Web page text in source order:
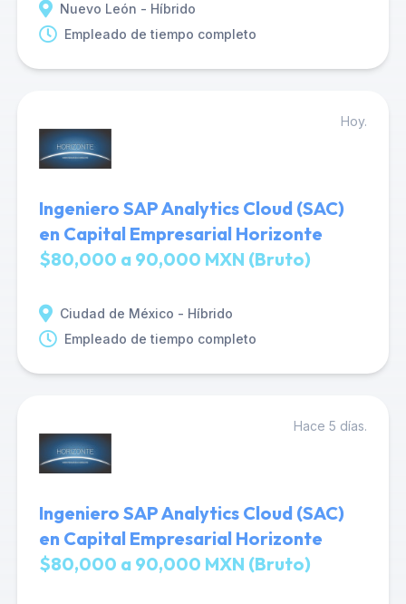
Nuevo León - Híbrido
Empleado de tiempo completo
Hoy.
Ingeniero SAP Analytics Cloud (SAC)
en Capital Empresarial Horizonte
$80,000 a 90,000 MXN (Bruto)
Ciudad de México - Híbrido
Empleado de tiempo completo
Hace 5 días.
Ingeniero SAP Analytics Cloud (SAC)
en Capital Empresarial Horizonte
$80,000 a 90,000 MXN (Bruto)